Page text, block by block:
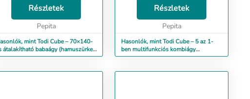
és melegséget
A Cube 70 x 140 cm-es
babaágy tökélete...
Részletek
Pepita
mint Todi Cube – 70×140-
átalakítható babaágy (hamuszürke
– ma...
természetességet és melegséget
áraszt. A maximális
helykihasználást szem előtt tartva
Részletek
Pepita
Hasonlók, mint Todi Cube – 5 az 1-
ben multifunkciós kombiágy
(hamuszürke tölgy –...